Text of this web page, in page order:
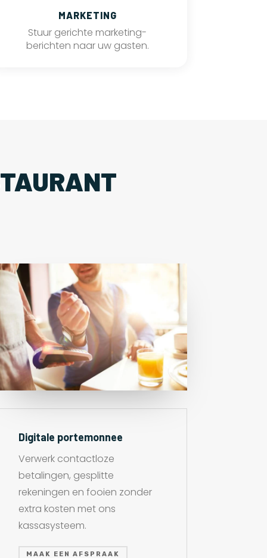
MARKETING
Stuur gerichte marketing-
berichten naar uw gasten.
Digitale portemonnee
Verwerk contactloze
betalingen, gesplitte
rekeningen en fooien zonder
extra kosten met ons
kassasysteem.
MAAK EEN AFSPRAAK